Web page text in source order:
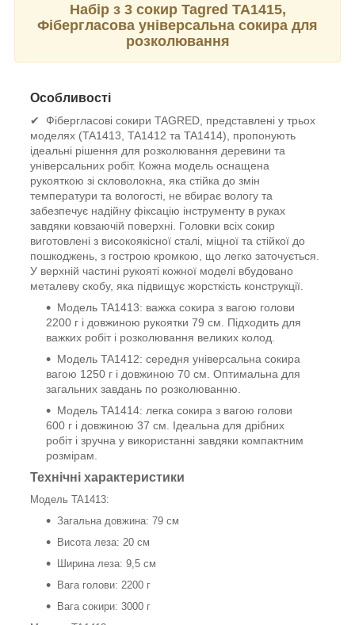
Набір з 3 сокир Tagred TA1415,
Фібергласова універсальна сокира для
розколювання
Особливості
✔
Фібергласові сокири TAGRED, представлені у трьох
моделях (TA1413, TA1412 та TA1414), пропонують
ідеальні рішення для розколювання деревини та
універсальних робіт. Кожна модель оснащена
рукояткою зі скловолокна, яка стійка до змін
температури та вологості, не вбирає вологу та
забезпечує надійну фіксацію інструменту в руках
завдяки ковзаючій поверхні. Головки всіх сокир
виготовлені з високоякісної сталі, міцної та стійкої до
пошкоджень, з гострою кромкою, що легко заточується.
У верхній частині рукояті кожної моделі вбудовано
металеву скобу, яка підвищує жорсткість конструкції.
Модель TA1413: важка сокира з вагою голови
2200 г і довжиною рукоятки 79 см. Підходить для
важких робіт і розколювання великих колод.
Модель TA1412: середня універсальна сокира
вагою 1250 г і довжиною 70 см. Оптимальна для
загальних завдань по розколюванню.
Модель TA1414: легка сокира з вагою голови
600 г і довжиною 37 см. Ідеальна для дрібних
робіт і зручна у використанні завдяки компактним
розмірам.
Технічні характеристики
Модель TA1413:
Загальна довжина: 79 см
Висота леза: 20 см
Ширина леза: 9,5 см
Вага голови: 2200 г
Вага сокири: 3000 г